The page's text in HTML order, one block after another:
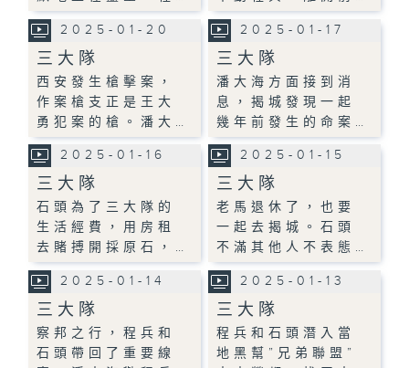
2025-01-20
三大隊
西安發生槍擊案，
作案槍支正是王大
勇犯案的槍。潘大…
2025-01-17
三大隊
潘大海方面接到消
息，揭城發現一起
幾年前發生的命案…
2025-01-16
三大隊
石頭為了三大隊的
生活經費，用房租
去賭搏開採原石，…
2025-01-15
三大隊
老馬退休了，也要
一起去揭城。石頭
不滿其他人不表態…
2025-01-14
三大隊
察邦之行，程兵和
石頭帶回了重要線
2025-01-13
三大隊
程兵和石頭潛入當
地黑幫”兄弟聯盟”